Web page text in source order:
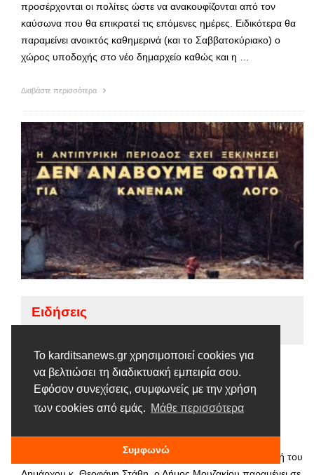
Το karditsanews.gr χρησιμοποιεί cookies για
να βελτιώσει τη διαδικτυακή εμπειρία σου.
Εφόσον συνεχίσεις, συμφωνείς με την χρήση
των cookies από εμάς. Μάθε περισσότερα
Συμφωνώ
προσέρχονται οι πολίτες ώστε να ανακουφίζονται από τον
καύσωνα που θα επικρατεί τις επόμενες ημέρες. Ειδικότερα θα
παραμείνει ανοικτός καθημερινά (και το Σαββατοκύριακο) ο
χώρος υποδοχής στο νέο δημαρχείο καθώς και η …
Διαβάστε περισσότερα
Ειδήσεις
Παραμένει σε επιφυλακή λόγω
καύσωνα ο Δήμος Μουζακίου
21 ΙΟΥΛΊΟΥ, 2023
Με αφορμή τις συνθήκες παρατεταμένου καύσωνα που
βιώνουμε τις τελευταίες ημέρες στην περιοχή μας, με εντολή του